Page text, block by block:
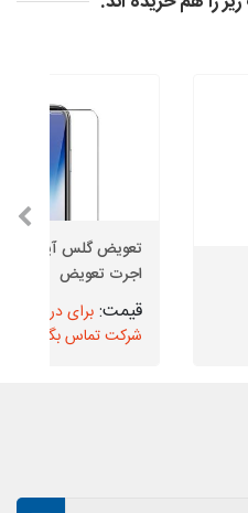
اجرت تعویض
برای دریافت
شرکت تماس بگیرید